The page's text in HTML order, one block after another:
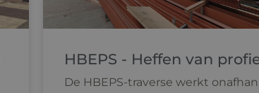
HBEPS - Heffen van
De HBEPS-traverse werkt